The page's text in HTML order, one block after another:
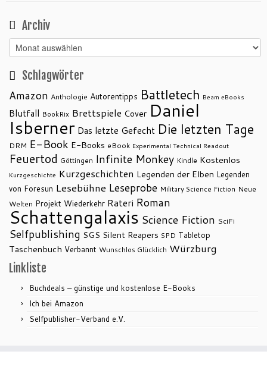
Archiv
Archiv
Schlagwörter
Amazon Anthologie Autorentipps Battletech Beam eBooks
Blutfall BookRix Brettspiele Cover Daniel
Isberner Das letzte Gefecht Die letzten Tage
DRM E-Book E-Books eBook Experimental Technical Readout
Feuertod Göttingen Infinite Monkey Kindle Kostenlos
Kurzgeschichte Kurzgeschichten Legenden der Elben Legenden
von Foresun Lesebühne Leseprobe Military Science Fiction Neue
Welten Projekt Wiederkehr Rateri Roman
Schattengalaxis Science Fiction SciFi
Selfpublishing SGS Silent Reapers SPD Tabletop
Taschenbuch Verbannt Wunschlos Glücklich Würzburg
Linkliste
Buchdeals – günstige und kostenlose E-Books
Ich bei Amazon
Selfpublisher-Verband e.V.